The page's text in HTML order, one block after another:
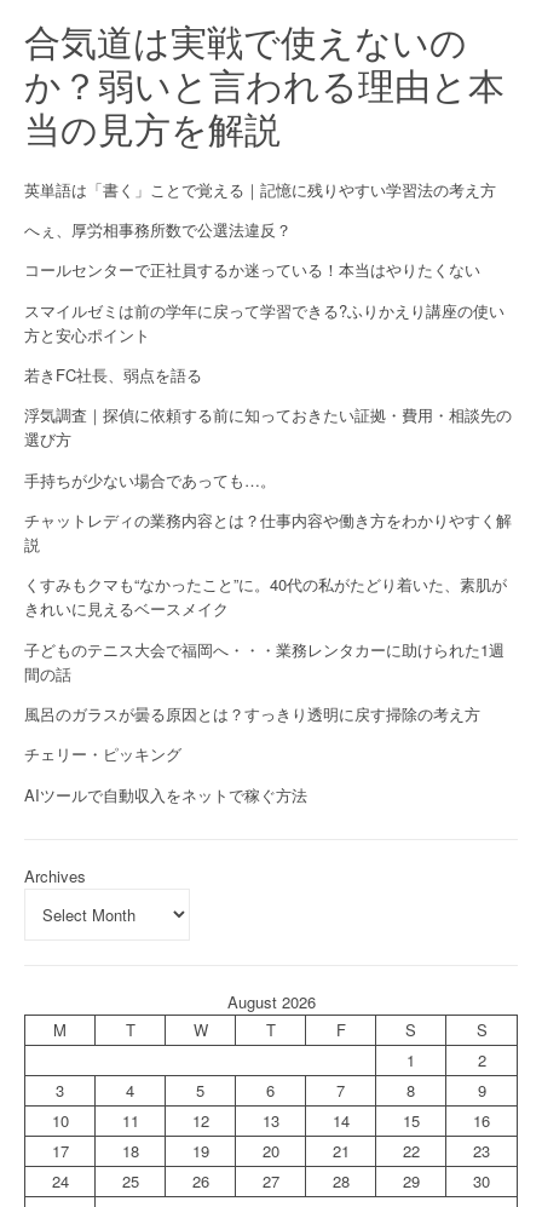
合気道は実戦で使えないの
か？弱いと言われる理由と本
当の見方を解説
英単語は「書く」ことで覚える｜記憶に残りやすい学習法の考え方
へぇ、厚労相事務所数で公選法違反？
コールセンターで正社員するか迷っている！本当はやりたくない
スマイルゼミは前の学年に戻って学習できる?ふりかえり講座の使い
方と安心ポイント
若きFC社長、弱点を語る
浮気調査｜探偵に依頼する前に知っておきたい証拠・費用・相談先の
選び方
手持ちが少ない場合であっても…。
チャットレディの業務内容とは？仕事内容や働き方をわかりやすく解
説
くすみもクマも“なかったこと”に。40代の私がたどり着いた、素肌が
きれいに見えるベースメイク
子どものテニス大会で福岡へ・・・業務レンタカーに助けられた1週
間の話
風呂のガラスが曇る原因とは？すっきり透明に戻す掃除の考え方
チェリー・ピッキング
AIツールで自動収入をネットで稼ぐ方法
Archives
August 2026
M
T W T F S
S
1
2
3
4 5 6 7 8
9
10
11 12 13 14 15
16
17
18 19 20 21 22
23
24
25 26 27 28 29
30